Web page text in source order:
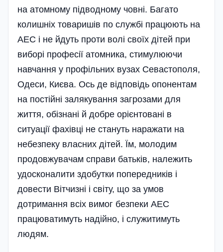
на атомному підводному човні. Багато
колишніх товаришів по службі працюють на
АЕС і не йдуть проти волі своїх дітей при
виборі професії атомника, стимулюючи
навчання у профільних вузах Севастополя,
Одеси, Києва. Ось де відповідь опонентам
на постійні залякування загрозами для
життя, обізнані й добре орієнтовані в
ситуації фахівці не стануть наражати на
небезпеку власних дітей. Їм, молодим
продовжувачам справи батьків, належить
удосконалити здобутки попередників і
довести Вітчизні і світу, що за умов
дотримання всіх вимог безпеки АЕС
працюватимуть надійно, і служитимуть
людям.